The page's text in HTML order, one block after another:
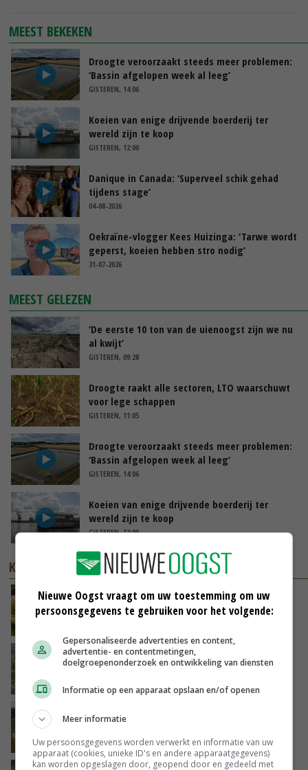
MEEST BEKEKEN
Droogte veroorzaakt steeds meer problemen:
‘Bassin afgelopen week al leeg’
GISTEREN, 14:06
Koeien van enige drijvende boerderij ter
wereld zijn te koop
GISTEREN, 12:00
Danique in Canada: ‘Superveel schik gehad
tijdens stage’
04-08-2026
Oekraïne-vlogger Kees Huizinga: ‘Tarwe wordt
geperst, koeien hebben stro nodig’
31-07-2026
MEEST GELEZEN
‘De eerste 10 ton van de uienoogst zijn we nu
al kwijt’
GISTEREN, 09:28
Droogte raakt alle sectoren, LTO waarschuwt
voor lege schappen
GISTEREN, 11:05
Droogte veroorzaakt steeds meer problemen:
‘Bassin afgelopen week al leeg’
GISTEREN, 14:06
Koeien van enige drijvende boerderij ter
wereld zijn te koop
GISTEREN, 12:00
KENNISPARTNERS
Future Harvest: nieuw Europees programma
stimuleert de nieuwe generatie boeren in
‘We geven samen de toekomst van de
landbouw vorm’
Nieuwe loodsen na brand klaar voor de
HARDEMAN ISOLATIE
Nieuwe Oogst vraagt om uw toestemming om uw
persoonsgegevens te gebruiken voor het volgende:
Gepersonaliseerde advertenties en content,
advertentie- en contentmetingen,
doelgroepenonderzoek en ontwikkeling van diensten
Informatie op een apparaat opslaan en/of openen
Meer informatie
Uw persoonsgegevens worden verwerkt en informatie van uw
apparaat (cookies, unieke ID's en andere apparaatgegevens)
kan worden opgeslagen door, geopend door en gedeeld met